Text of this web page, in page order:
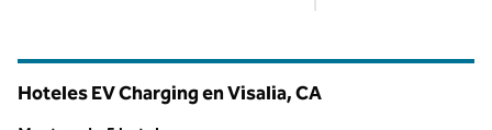
Hoteles EV Charging en Visalia,CA